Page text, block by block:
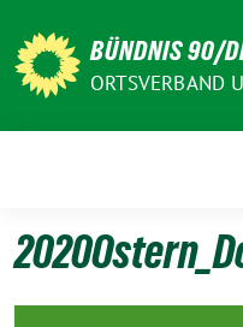
zum
Inhalt
BÜNDNIS 90/
ORTSVERBAND